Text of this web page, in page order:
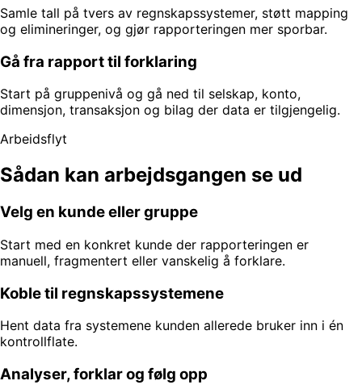
Samle tall på tvers av regnskapssystemer, støtt mapping
og elimineringer, og gjør rapporteringen mer sporbar.
Gå fra rapport til forklaring
Start på gruppenivå og gå ned til selskap, konto,
dimensjon, transaksjon og bilag der data er tilgjengelig.
Arbeidsflyt
Sådan kan arbejdsgangen se ud
Velg en kunde eller gruppe
Start med en konkret kunde der rapporteringen er
manuell, fragmentert eller vanskelig å forklare.
Koble til regnskapssystemene
Hent data fra systemene kunden allerede bruker inn i én
kontrollflate.
Analyser, forklar og følg opp